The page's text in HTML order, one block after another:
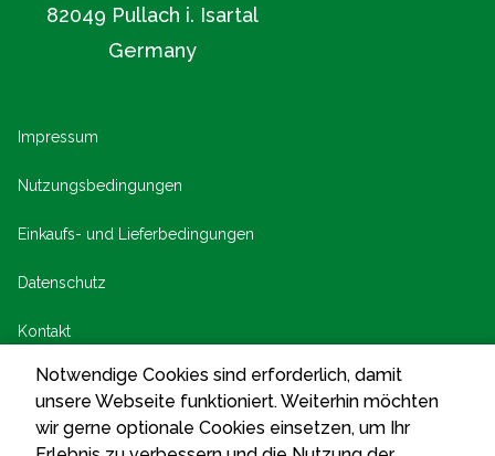
Notwendige Cookies sind erforderlich, damit
unsere Webseite funktioniert. Weiterhin möchten
wir gerne optionale Cookies einsetzen, um Ihr
82049 Pullach i. Isartal
Germany